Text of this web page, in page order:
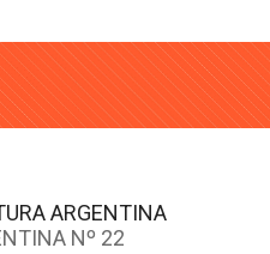
ARGENTINA
Nº 22